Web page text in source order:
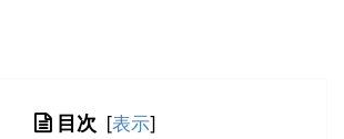
目次 [表示]